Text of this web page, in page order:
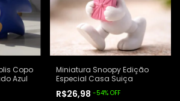
Copo
Azul
Miniatura Snoopy Edição
Especial Casa Suiça
R$26,98 -54% OFF